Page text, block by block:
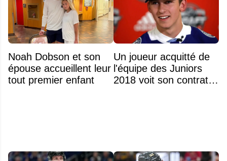
Noah Dobson et son
épouse accueillent leur
tout premier enfant
Un joueur acquitté de
l'équipe des Juniors
2018 voit son contrat